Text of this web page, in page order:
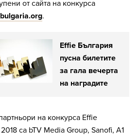
от сайта на конкурса
.
Effie България
пусна билетите
за гала вечерта
на наградите
на конкурса Effie
са bTV Media Group, Sanofi, A1